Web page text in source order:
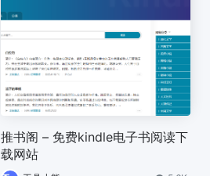
推书阁 – 免费kindle电子书阅读下
载网站